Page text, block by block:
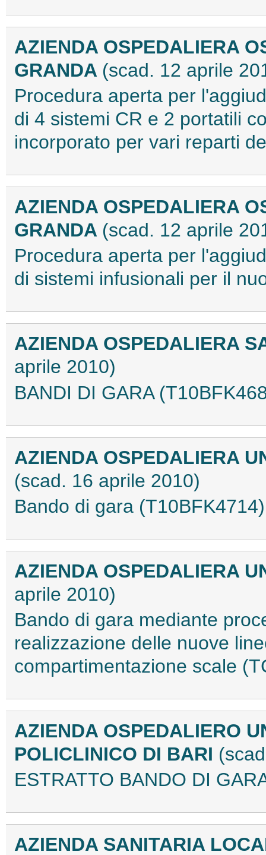
AZIENDA OSPEDALIERA
GRANDA (scad. 12 aprile
Procedura aperta per
di 4 sistemi CR e 2 portatili
incorporato per vari reparti
AZIENDA OSPEDALIERA
GRANDA (scad. 12 aprile
Procedura aperta per
di sistemi infusionali per il
AZIENDA OSPEDALIERA
aprile 2010)
BANDI DI GARA
AZIENDA OSPEDALIERA
(scad. 16 aprile 2010)
Bando di gara (T10BFK4714)
AZIENDA OSPEDALIERA
aprile 2010)
Bando di gara mediante
realizzazione delle nuove
compartimentazione scale
AZIENDA OSPEDALIERO
POLICLINICO DI BARI
ESTRATTO BANDO DI
AZIENDA SANITARIA